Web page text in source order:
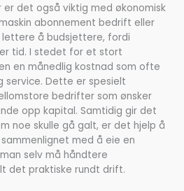
er det også viktig med økonomisk
abonnement bedrift eller
å budsjettere, fordi
tid. I stedet for et stort
en månedlig kostnad som ofte
service. Dette er spesielt
bedrifter som ønsker
opp kapital. Samtidig gir det
noe skulle gå galt, er det hjelp å
med å eie en
selv må håndtere
det praktiske rundt drift.